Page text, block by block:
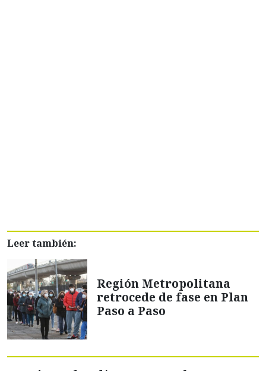
Leer también:
Región Metropolitana
retrocede de fase en Plan
Paso a Paso